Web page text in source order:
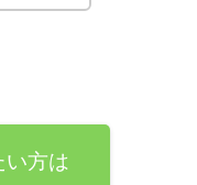
方は